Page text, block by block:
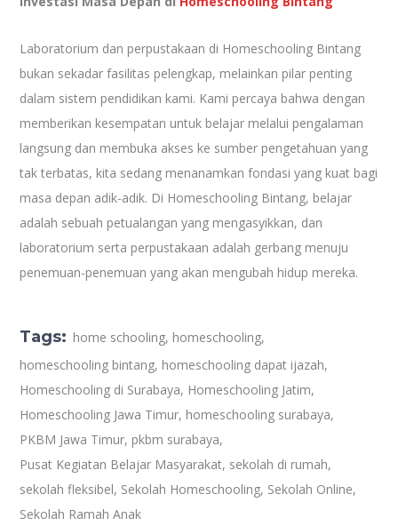
Laboratorium dan perpustakaan di Homeschooling Bintang
bukan sekadar fasilitas pelengkap, melainkan pilar penting
dalam sistem pendidikan kami. Kami percaya bahwa dengan
memberikan kesempatan untuk belajar melalui pengalaman
langsung dan membuka akses ke sumber pengetahuan yang
tak terbatas, kita sedang menanamkan fondasi yang kuat bagi
masa depan adik-adik. Di Homeschooling Bintang, belajar
adalah sebuah petualangan yang mengasyikkan, dan
laboratorium serta perpustakaan adalah gerbang menuju
penemuan-penemuan yang akan mengubah hidup mereka.
Tags: home schooling, homeschooling,
homeschooling bintang, homeschooling dapat ijazah,
Homeschooling di Surabaya, Homeschooling Jatim,
Homeschooling Jawa Timur, homeschooling surabaya,
PKBM Jawa Timur, pkbm surabaya,
Pusat Kegiatan Belajar Masyarakat, sekolah di rumah,
sekolah fleksibel, Sekolah Homeschooling, Sekolah Online,
Sekolah Ramah Anak